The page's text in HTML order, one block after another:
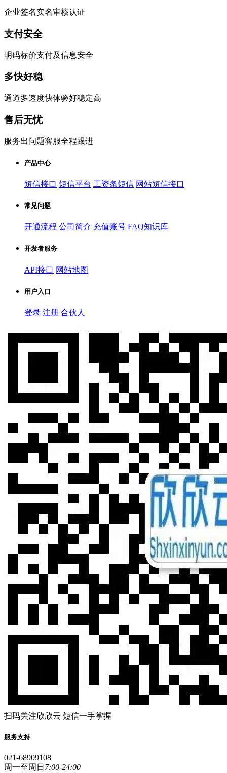
企业签名实名审核认证
支付安全
明码标价支付及信息安全
多快好稳
通道多速度快体验好稳定高
售后无忧
服务出问题客服全程跟进
产品中心
短信接口 短信平台 工资条短信 网站短信接口
常见问题
开通流程 公司简介 充值账号 FAQ知识库
开发者服务
API接口 网站地图
用户入口
登录 注册 合伙人
扫码关注欣欣云 短信一手掌握
服务支持
021-68909108
周一至周日 7:00-24:00